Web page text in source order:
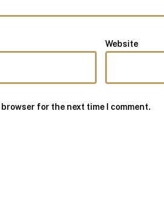
Website
for the next time I comment.